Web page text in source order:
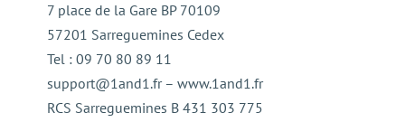
7 place de la Gare BP 70109
57201 Sarreguemines Cedex
Tel : 09 70 80 89 11
support@1and1.fr – www.1and1.fr
RCS Sarreguemines B 431 303 775